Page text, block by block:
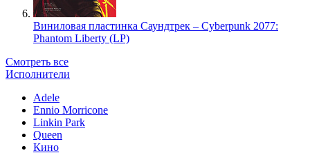
Виниловая пластинка Саундтрек – Cyberpunk 2077:
Phantom Liberty (LP)
Смотреть все
Исполнители
Adele
Ennio Morricone
Linkin Park
Queen
Кино